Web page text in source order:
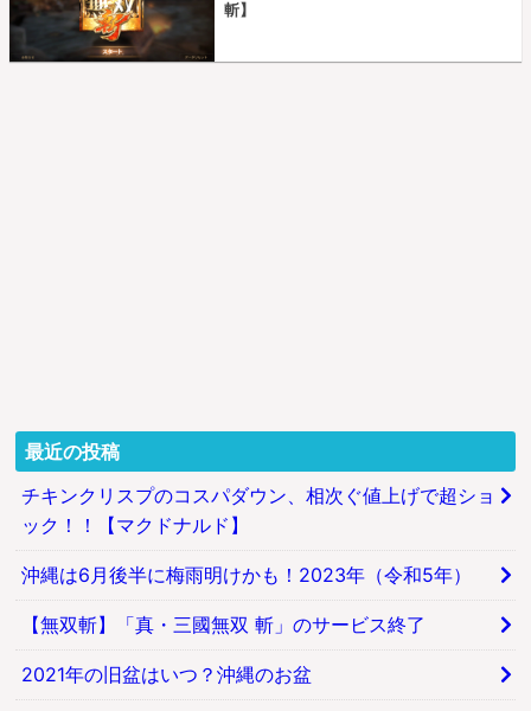
斬】
最近の投稿
チキンクリスプのコスパダウン、相次ぐ値上げで超ショ
ック！！【マクドナルド】
沖縄は6月後半に梅雨明けかも！2023年（令和5年）
【無双斬】「真・三國無双 斬」のサービス終了
2021年の旧盆はいつ？沖縄のお盆